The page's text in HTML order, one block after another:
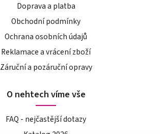
Doprava a platba
Obchodní podmínky
Ochrana osobních údajů
Reklamace a vrácení zboží
Záruční a pozáruční opravy
O nehtech víme vše
FAQ - nejčastější dotazy